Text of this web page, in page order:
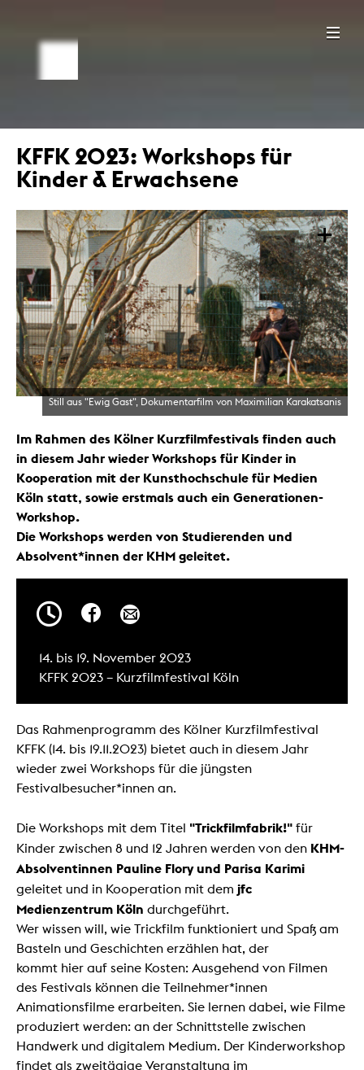
KFFK 2023: Workshops für
Kinder & Erwachsene
+
Still aus "Ewig Gast", Dokumentarfilm von Maximilian Karakatsanis
Im Rahmen des Kölner Kurzfilmfestivals finden auch
in diesem Jahr wieder Workshops für Kinder in
Kooperation mit der Kunsthochschule für Medien
Köln statt, sowie erstmals auch ein Generationen-
Workshop.
Die Workshops werden von Studierenden und
Absolvent*innen der KHM geleitet.
14. bis 19. November 2023
KFFK 2023 – Kurzfilmfestival Köln
Das Rahmenprogramm des Kölner Kurzfilmfestival
KFFK (14. bis 19.11.2023) bietet auch in diesem Jahr
wieder zwei Workshops für die jüngsten
Festivalbesucher*innen an.
Die Workshops mit dem Titel "Trickfilmfabrik!" für
Kinder zwischen 8 und 12 Jahren werden von den KHM-
Absolventinnen Pauline Flory und Parisa Karimi
geleitet und in Kooperation mit dem jfc
Medienzentrum Köln durchgeführt.
Wer wissen will, wie Trickfilm funktioniert und Spaß am
Basteln und Geschichten erzählen hat, der
kommt hier auf seine Kosten: Ausgehend von Filmen
des Festivals können die Teilnehmer*innen
Animationsfilme erarbeiten. Sie lernen dabei, wie Filme
produziert werden: an der Schnittstelle zwischen
Handwerk und digitalem Medium. Der Kinderworkshop
findet als zweitägige Veranstaltung im